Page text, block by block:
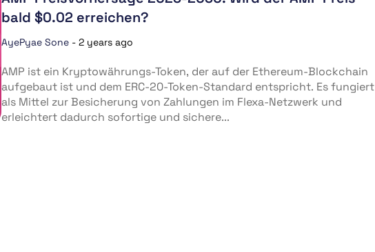
bald $0.02 erreichen?
AyePyae Sone - 2 years ago
AMP ist ein Kryptowährungs-Token, der auf der Ethereum-Blockchain
aufgebaut ist und dem ERC-20-Token-Standard entspricht. Es fungiert
als Mittel zur Besicherung von Zahlungen im Flexa-Netzwerk und
erleichtert dadurch sofortige und sichere...